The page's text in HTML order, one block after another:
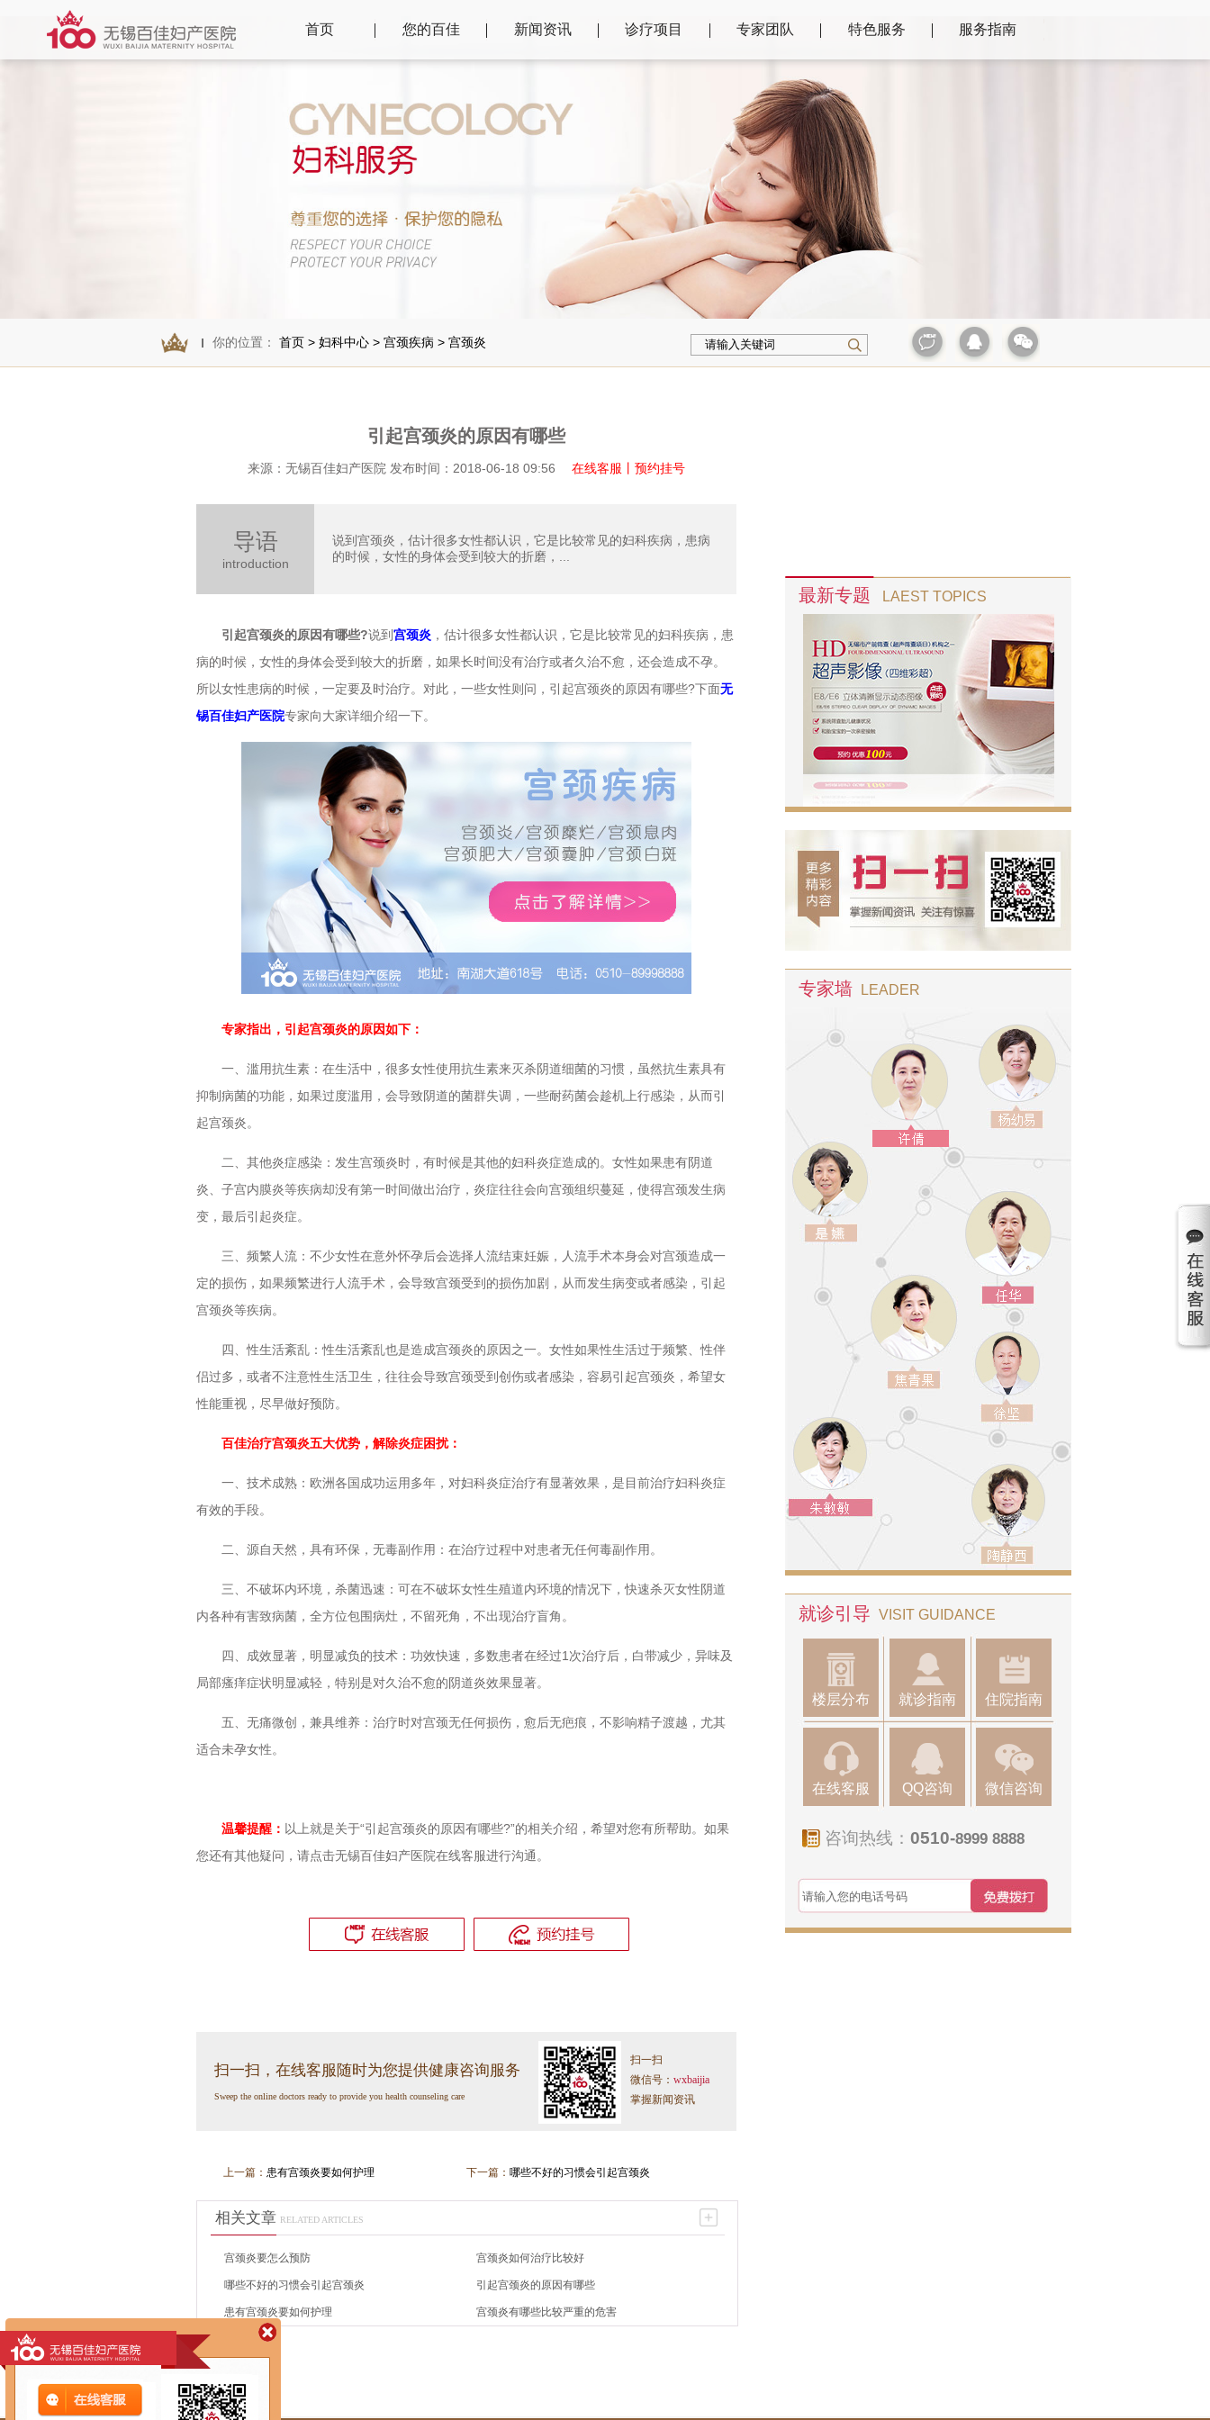
首页 您的百佳 新闻资讯 诊疗项目 专家团队 特色服务 服务指南
你的位置： 首页 > 妇科中心 > 宫颈疾病 > 宫颈炎
引起宫颈炎的原因有哪些
来源：无锡百佳妇产医院 发布时间：2018-06-18 09:56 在线客服丨预约挂号
导语
introduction
说到宫颈炎，估计很多女性都认识，它是比较常见的妇科疾病，患病
的时候，女性的身体会受到较大的折磨，...
引起宫颈炎的原因有哪些?说到 宫颈炎 ，估计很多女性都认识，它是比较常见的妇科疾病，患
病的时候，女性的身体会受到较大的折磨，如果长时间没有治疗或者久治不愈，还会造成不孕。
所以女性患病的时候，一定要及时治疗。对此，一些女性则问，引起宫颈炎的原因有哪些?下面无
锡百佳妇产医院专家向大家详细介绍一下。
专家指出，引起宫颈炎的原因如下：
一、滥用抗生素：在生活中，很多女性使用抗生素来灭杀阴道细菌的习惯，虽然抗生素具有
抑制病菌的功能，如果过度滥用，会导致阴道的菌群失调，一些耐药菌会趁机上行感染，从而引
起宫颈炎。
二、其他炎症感染：发生宫颈炎时，有时候是其他的妇科炎症造成的。女性如果患有阴道
炎、子宫内膜炎等疾病却没有第一时间做出治疗，炎症往往会向宫颈组织蔓延，使得宫颈发生病
变，最后引起炎症。
三、频繁人流：不少女性在意外怀孕后会选择人流结束妊娠，人流手术本身会对宫颈造成一
定的损伤，如果频繁进行人流手术，会导致宫颈受到的损伤加剧，从而发生病变或者感染，引起
宫颈炎等疾病。
四、性生活紊乱：性生活紊乱也是造成宫颈炎的原因之一。女性如果性生活过于频繁、性伴
侣过多，或者不注意性生活卫生，往往会导致宫颈受到创伤或者感染，容易引起宫颈炎，希望女
性能重视，尽早做好预防。
百佳治疗宫颈炎五大优势，解除炎症困扰：
一、技术成熟：欧洲各国成功运用多年，对妇科炎症治疗有显著效果，是目前治疗妇科炎症
有效的手段。
二、源自天然，具有环保，无毒副作用：在治疗过程中对患者无任何毒副作用。
三、不破坏内环境，杀菌迅速：可在不破坏女性生殖道内环境的情况下，快速杀灭女性阴道
内各种有害致病菌，全方位包围病灶，不留死角，不出现治疗盲角。
四、成效显著，明显减负的技术：功效快速，多数患者在经过1次治疗后，白带减少，异味及
局部瘙痒症状明显减轻，特别是对久治不愈的阴道炎效果显著。
五、无痛微创，兼具维养：治疗时对宫颈无任何损伤，愈后无疤痕，不影响精子渡越，尤其
适合未孕女性。
温馨提醒： 以上就是关于“引起宫颈炎的原因有哪些?”的相关介绍，希望对您有所帮助。如果
您还有其他疑问，请点击无锡百佳妇产医院在线客服进行沟通。
扫一扫，在线客服随时为您提供健康咨询服务
Sweep the online doctors ready to provide you health counseling care
扫一扫
微信号： wxbaijia
掌握新闻资讯
上一篇： 患有宫颈炎要如何护理 下一篇： 哪些不好的习惯会引起宫颈炎
相关文章 RELATED ARTICLES
宫颈炎要怎么预防 宫颈炎如何治疗比较好
哪些不好的习惯会引起宫颈炎 引起宫颈炎的原因有哪些
患有宫颈炎要如何护理 宫颈炎有哪些比较严重的危害
最新专题 LAEST TOPICS
专家墙 LEADER
就诊引导 VISIT GUIDANCE
楼层分布 就诊指南 住院指南
在线客服 QQ咨询 微信咨询
咨询热线： 0510-8999 8888